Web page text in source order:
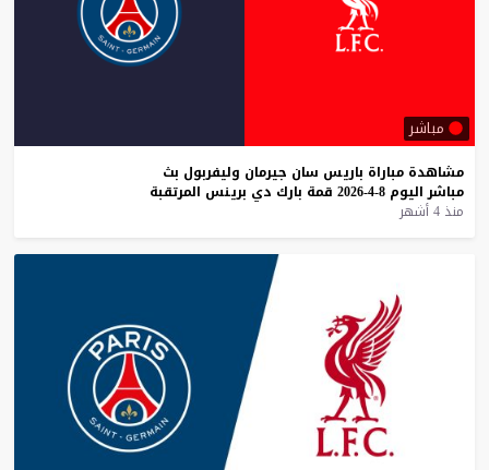
مباشر
مشاهدة مباراة باريس سان جيرمان وليفربول بث
مباشر اليوم 8-4-2026 قمة بارك دي برينس المرتقبة
منذ 4 أشهر